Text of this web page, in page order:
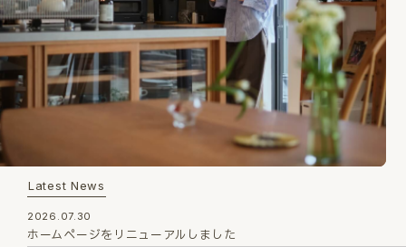
Latest News
2026.07.30
ホームページをリニューアルしました